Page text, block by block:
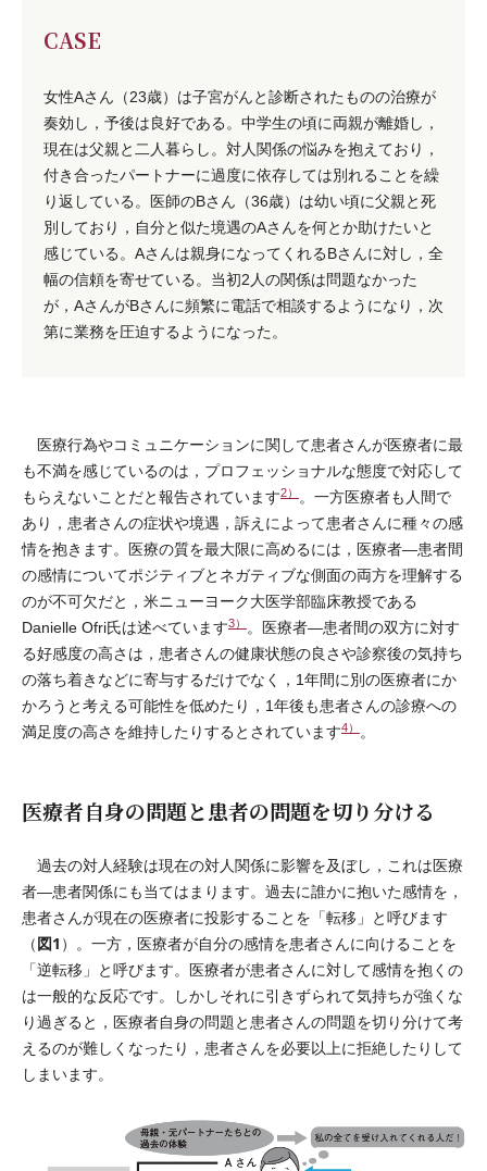
CASE
女性Aさん（23歳）は子宮がんと診断されたものの治療が
奏効し，予後は良好である。中学生の頃に両親が離婚し，
現在は父親と二人暮らし。対人関係の悩みを抱えており，
付き合ったパートナーに過度に依存しては別れることを繰
り返している。医師のBさん（36歳）は幼い頃に父親と死
別しており，自分と似た境遇のAさんを何とか助けたいと
感じている。Aさんは親身になってくれるBさんに対し，全
幅の信頼を寄せている。当初2人の関係は問題なかった
が，AさんがBさんに頻繁に電話で相談するようになり，次
第に業務を圧迫するようになった。
医療行為やコミュニケーションに関して患者さんが医療者に最
も不満を感じているのは，プロフェッショナルな態度で対応して
もらえないことだと報告されています2）
。一方医療者も人間で
あり，患者さんの症状や境遇，訴えによって患者さんに種々の感
情を抱きます。医療の質を最大限に高めるには，医療者―患者間
の感情についてポジティブとネガティブな側面の両方を理解する
のが不可欠だと，米ニューヨーク大医学部臨床教授である
Danielle Ofri氏は述べています3）
。医療者―患者間の双方に対す
る好感度の高さは，患者さんの健康状態の良さや診察後の気持ち
の落ち着きなどに寄与するだけでなく，1年間に別の医療者にか
かろうと考える可能性を低めたり，1年後も患者さんの診療への
満足度の高さを維持したりするとされています4） 。
医療者自身の問題と患者の問題を切り分ける
過去の対人経験は現在の対人関係に影響を及ぼし，これは医療
者―患者関係にも当てはまります。過去に誰かに抱いた感情を，
患者さんが現在の医療者に投影することを「転移」と呼びます
（図1 ）。一方，医療者が自分の感情を患者さんに向けることを
「逆転移」と呼びます。医療者が患者さんに対して感情を抱くの
は一般的な反応です。しかしそれに引きずられて気持ちが強くな
り過ぎると，医療者自身の問題と患者さんの問題を切り分けて考
えるのが難しくなったり，患者さんを必要以上に拒絶したりして
しまいます。